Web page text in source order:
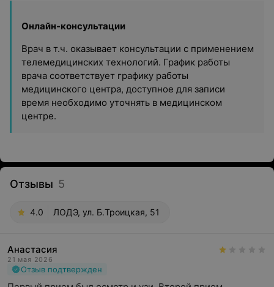
Онлайн-консультации
Врач в т.ч. оказывает консультации с применением
телемедицинских технологий. График работы
врача соответствует графику работы
медицинского центра, доступное для записи
время необходимо уточнять в медицинском
центре.
Отзывы 5
4.0 ЛОДЭ, ул. Б.Троицкая, 51
Анастасия
21 мая 2026
Отзыв подтвержден